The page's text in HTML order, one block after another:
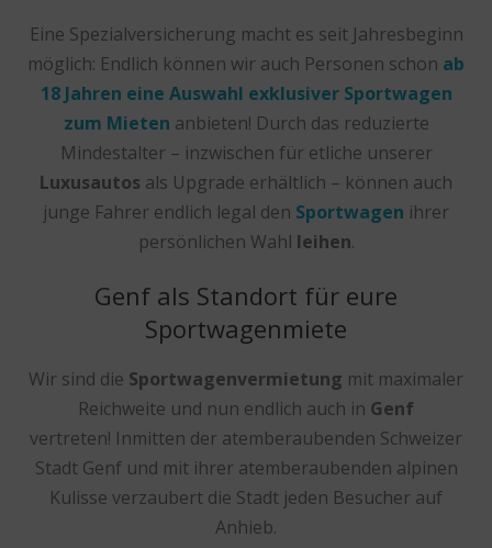
Eine Spezialversicherung macht es seit Jahresbeginn
möglich: Endlich können wir auch Personen schon ab
18 Jahren eine Auswahl exklusiver Sportwagen
zum Mieten anbieten! Durch das reduzierte
Mindestalter – inzwischen für etliche unserer
Luxusautos als Upgrade erhältlich – können auch
junge Fahrer endlich legal den Sportwagen ihrer
persönlichen Wahl leihen.
Genf als Standort für eure
Sportwagenmiete
Wir sind die Sportwagenvermietung mit maximaler
Reichweite und nun endlich auch in Genf
vertreten! Inmitten der atemberaubenden Schweizer
Stadt Genf und mit ihrer atemberaubenden alpinen
Kulisse verzaubert die Stadt jeden Besucher auf
Anhieb.